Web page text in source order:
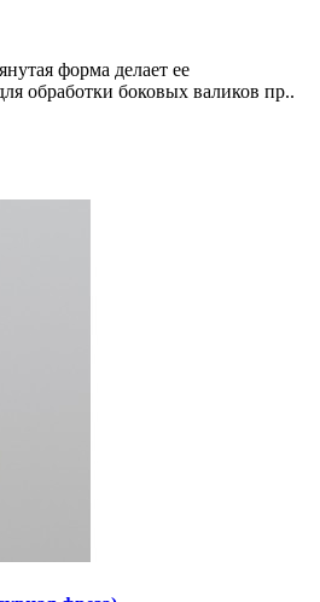
форма делает ее
обработки боковых валиков пр..